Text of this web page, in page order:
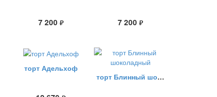
7 200 руб. 7 200 руб.
торт Адельхоф
торт Блинный шоколадный